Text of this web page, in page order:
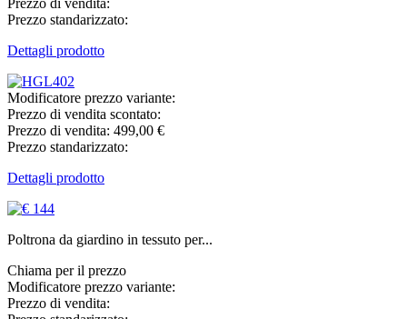
Prezzo standarizzato:
Dettagli prodotto
Modificatore prezzo variante:
Prezzo di vendita scontato:
Prezzo di vendita: 499,00 €
Prezzo standarizzato:
Dettagli prodotto
Poltrona da giardino in tessuto per...
Chiama per il prezzo
Modificatore prezzo variante:
Prezzo di vendita: